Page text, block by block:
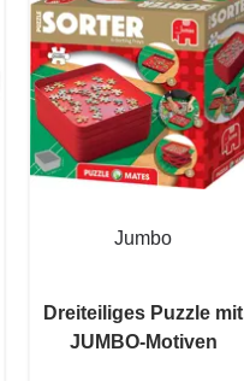
Jumbo
Dreiteiliges Puzzle mit
JUMBO-Motiven